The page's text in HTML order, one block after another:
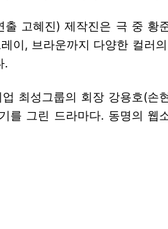
고혜진) 제작진은 극 중 황
이, 브라운까지 다양한 컬러
.
최성그룹의 회장 강용호(손
를 그린 드라마다. 동명의 웹